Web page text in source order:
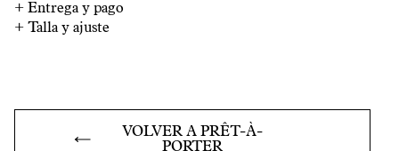
+ Entrega y pago
+ Talla y ajuste
VOLVER A PRÊT-À-
PORTER